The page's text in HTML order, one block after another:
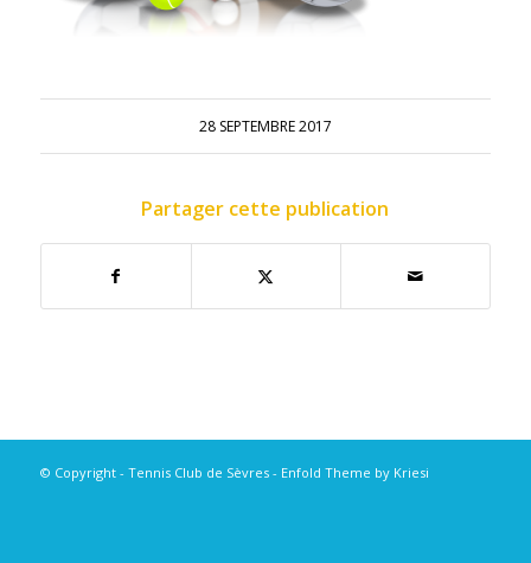
28 SEPTEMBRE 2017
Partager cette publication
© Copyright - Tennis Club de Sèvres - Enfold Theme by Kriesi